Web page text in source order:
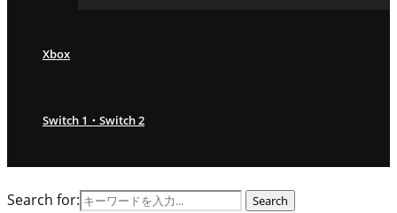
Xbox
Switch 1・Switch 2
Search for: Search